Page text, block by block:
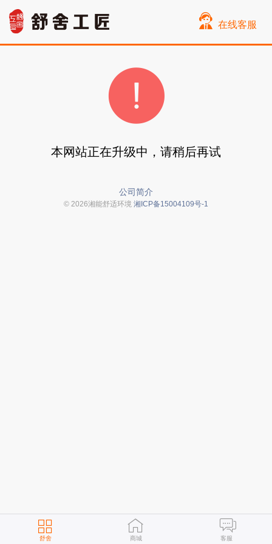
舒舍 商城 客服
在线客服
本网站正在升级中，请稍后再试
公司简介
© 2026湘能舒适环境 湘ICP备15004109号-1